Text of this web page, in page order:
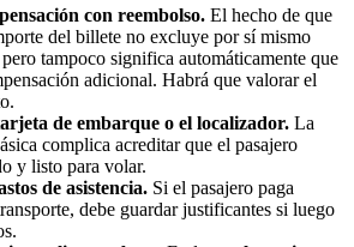
con reembolso. El hecho de que
del billete no excluye por sí mismo
tampoco significa automáticamente que
adicional. Habrá que valorar el
de embarque o el localizador. La
complica acreditar que el pasajero
y listo para volar.
de asistencia. Si el pasajero paga
debe guardar justificantes si luego